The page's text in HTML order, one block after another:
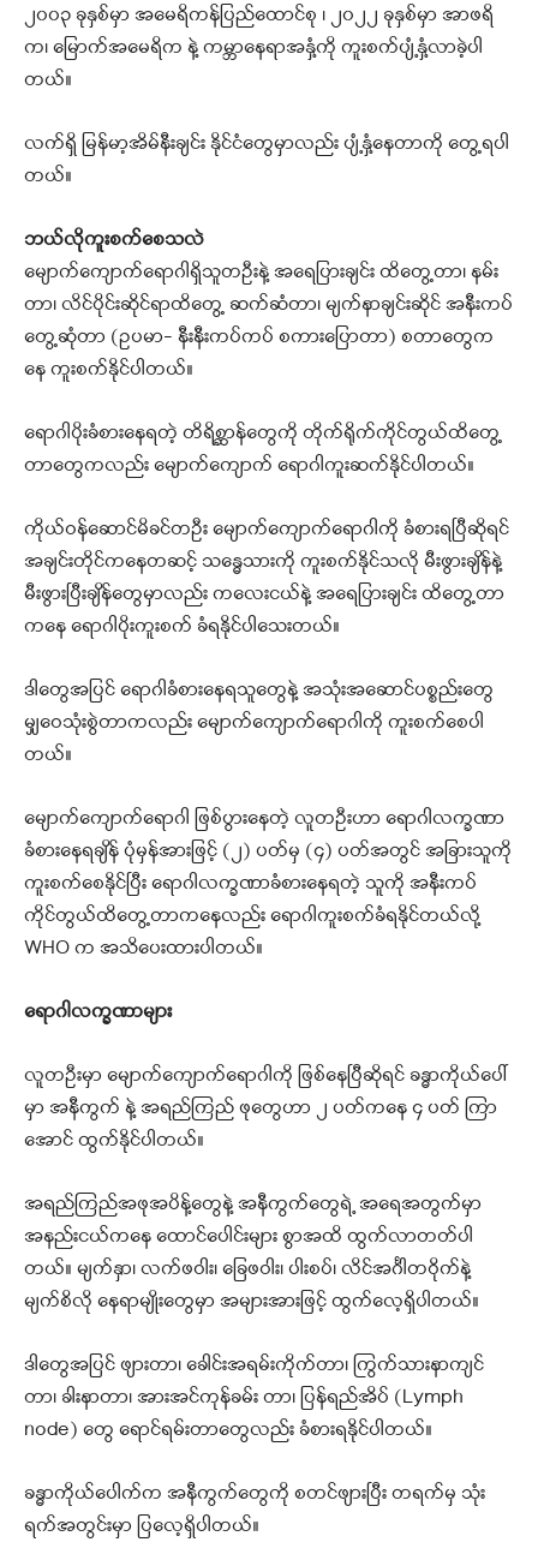
၂၀၀၃ ခုနှစ်မှာ အမေရိကန်ပြည်ထောင်စု ၊ ၂၀၂၂ ခုနှစ်မှာ အာဖရိ
က၊ မြောက်အမေရိက နဲ့ ကမ္ဘာနေရာအနှံ့ကို ကူးစက်ပျံ့နှံ့လာခဲ့ပါ
တယ်။
လက်ရှိ မြန်မာ့အိမ်နီးချင်း နိုင်ငံတွေမှာလည်း ပျံ့နှံ့နေတာကို တွေ့ရပါ
တယ်။
ဘယ်လိုကူးစက်စေသလဲ
မျောက်ကျောက်ရောဂါရှိသူတဦးနဲ့ အရေပြားချင်း ထိတွေ့တာ၊ နမ်း
တာ၊ လိင်ပိုင်းဆိုင်ရာထိတွေ့ ဆက်ဆံတာ၊ မျက်နာချင်းဆိုင် အနီးကပ်
တွေ့ဆုံတာ (ဥပမာ- နီးနီးကပ်ကပ် စကားပြောတာ) စတာတွေက
နေ ကူးစက်နိုင်ပါတယ်။
ရောဂါပိုးခံစားနေရတဲ့ တိရိစ္ဆာန်တွေကို တိုက်ရိုက်ကိုင်တွယ်ထိတွေ့
တာတွေကလည်း မျောက်ကျောက် ရောဂါကူးဆက်နိုင်ပါတယ်။
ကိုယ်ဝန်ဆောင်မိခင်တဦး မျောက်ကျောက်ရောဂါကို ခံစားရပြီဆိုရင်
အချင်းတိုင်ကနေတဆင့် သန္ဓေသားကို ကူးစက်နိုင်သလို မီးဖွားချိန်နဲ့
မီးဖွားပြီးချိန်တွေမှာလည်း ကလေးငယ်နဲ့ အရေပြားချင်း ထိတွေ့တာ
ကနေ ရောဂါပိုးကူးစက် ခံရနိုင်ပါသေးတယ်။
ဒါတွေအပြင် ရောဂါခံစားနေရသူတွေနဲ့ အသုံးအဆောင်ပစ္စည်းတွေ
မျှဝေသုံးစွဲတာကလည်း မျောက်ကျောက်ရောဂါကို ကူးစက်စေပါ
တယ်။
မျောက်ကျောက်ရောဂါ ဖြစ်ပွားနေတဲ့ လူတဦးဟာ ရောဂါလက္ခဏာ
ခံစားနေရချိန် ပုံမှန်အားဖြင့် (၂) ပတ်မှ (၄) ပတ်အတွင် အခြားသူကို
ကူးစက်စေနိုင်ပြီး ရောဂါလက္ခဏာခံစားနေရတဲ့ သူကို အနီးကပ်
ကိုင်တွယ်ထိတွေ့တာကနေလည်း ရောဂါကူးစက်ခံရနိုင်တယ်လို့
WHO က အသိပေးထားပါတယ်။
ရောဂါလက္ခဏာများ
လူတဦးမှာ မျောက်ကျောက်ရောဂါကို ဖြစ်နေပြီဆိုရင် ခန္ဓာကိုယ်ပေါ်
မှာ အနီကွက် နဲ့ အရည်ကြည် ဖုတွေဟာ ၂ ပတ်ကနေ ၄ ပတ် ကြာ
အောင် ထွက်နိုင်ပါတယ်။
အရည်ကြည်အဖုအပိန့်တွေနဲ့ အနီကွက်တွေရဲ့ အရေအတွက်မှာ
အနည်းငယ်ကနေ ထောင်ပေါင်းများ စွာအထိ ထွက်လာတတ်ပါ
တယ်။ မျက်နှာ၊ လက်ဖဝါး၊ ခြေဖဝါး၊ ပါးစပ်၊ လိင်အင်္ဂါတဝိုက်နဲ့
မျက်စိလို နေရာမျိုးတွေမှာ အများအားဖြင့် ထွက်လေ့ရှိပါတယ်။
ဒါတွေအပြင် ဖျားတာ၊ ခေါင်းအရမ်းကိုက်တာ၊ ကြွက်သားနာကျင်
တာ၊ ခါးနာတာ၊ အားအင်ကုန်ခမ်း တာ၊ ပြန်ရည်အိပ် (Lymph
node) တွေ ရောင်ရမ်းတာတွေလည်း ခံစားရနိုင်ပါတယ်။
ခန္ဓာကိုယ်ပေါက်က အနီကွက်တွေကို စတင်ဖျားပြီး တရက်မှ သုံး
ရက်အတွင်းမှာ ပြလေ့ရှိပါတယ်။